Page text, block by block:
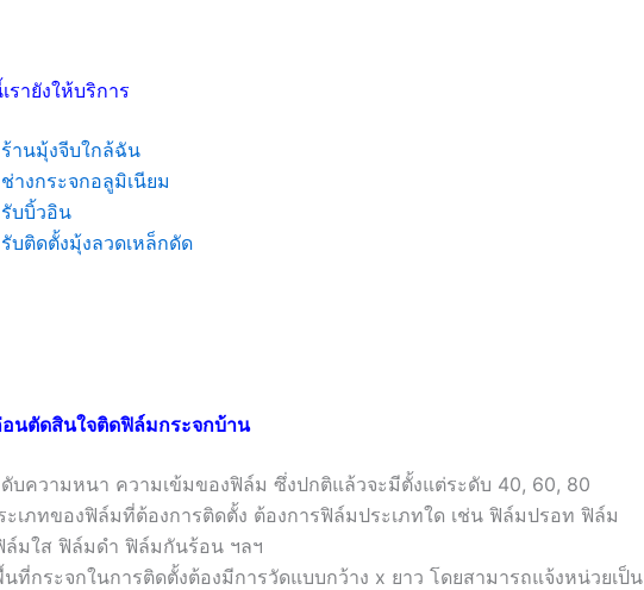
รายังให้บริการ
ร้านมุ้งจีบใกล้ฉัน
ช่างกระจกอลูมิเนียม
รับบิ้วอิน
รับติดตั้งมุ้งลวดเหล็กดัด
นตัดสินใจติดฟิล์มกระจกบ้าน
ดับความหนา ความเข้มของฟิล์ม ซึ่งปกติแล้วจะมีตั้งแต่ระดับ 40, 60, 80
ะเภทของฟิล์มที่ต้องการติดตั้ง ต้องการฟิล์มประเภทใด เช่น ฟิล์มปรอท ฟิล์ม
ล์มใส ฟิล์มดำ ฟิล์มกันร้อน ฯลฯ
ที่กระจกในการติดตั้งต้องมีการวัดแบบกว้าง x ยาว โดยสามารถแจ้งหน่วยเป็น